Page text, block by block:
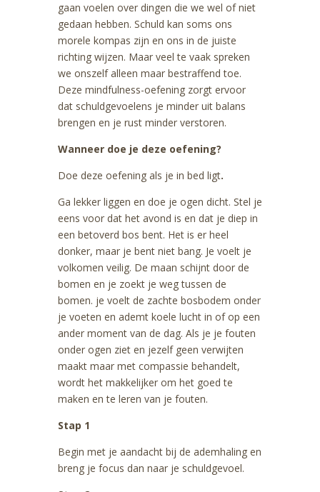
gaan voelen over dingen die we wel of niet
gedaan hebben. Schuld kan soms ons
morele kompas zijn en ons in de juiste
richting wijzen. Maar veel te vaak spreken
we onszelf alleen maar bestraffend toe.
Deze mindfulness-oefening zorgt ervoor
dat schuldgevoelens je minder uit balans
brengen en je rust minder verstoren.
Wanneer doe je deze oefening?
Doe deze oefening als je in bed ligt.
Ga lekker liggen en doe je ogen dicht. Stel je
eens voor dat het avond is en dat je diep in
een betoverd bos bent. Het is er heel
donker, maar je bent niet bang. Je voelt je
volkomen veilig. De maan schijnt door de
bomen en je zoekt je weg tussen de
bomen. je voelt de zachte bosbodem onder
je voeten en ademt koele lucht in of op een
ander moment van de dag. Als je je fouten
onder ogen ziet en jezelf geen verwijten
maakt maar met compassie behandelt,
wordt het makkelijker om het goed te
maken en te leren van je fouten.
Stap 1
Begin met je aandacht bij de ademhaling en
breng je focus dan naar je schuldgevoel.